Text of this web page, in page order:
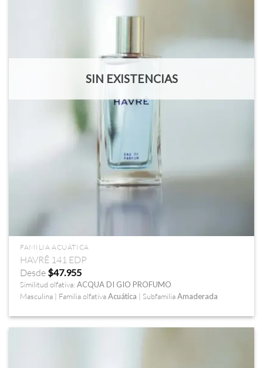
SIN EXISTENCIAS
FAMILIA ACUÁTICA
HAVRÊ 141 EDP
Desde $47.955
Similitud olfativa:ACQUA DI GIO PROFUMO
Masculina | Familia olfativaAcuática | SubfamiliaAmaderada